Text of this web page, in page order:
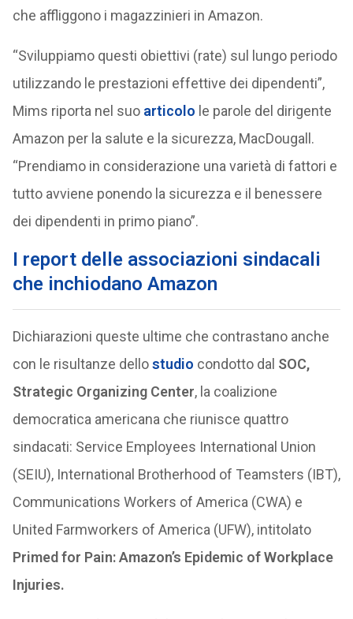
che affliggono i magazzinieri in Amazon.
“Sviluppiamo questi obiettivi (rate) sul lungo periodo
utilizzando le prestazioni effettive dei dipendenti”,
Mims riporta nel suo articolo le parole del dirigente
Amazon per la salute e la sicurezza, MacDougall.
“Prendiamo in considerazione una varietà di fattori e
tutto avviene ponendo la sicurezza e il benessere
dei dipendenti in primo piano”.
I report delle associazioni sindacali
che inchiodano Amazon
Dichiarazioni queste ultime che contrastano anche
con le risultanze dellostudio condotto dal SOC,
Strategic Organizing Center, la coalizione
democratica americana che riunisce quattro
sindacati: Service Employees International Union
(SEIU), International Brotherhood of Teamsters (IBT),
Communications Workers of America (CWA) e
United Farmworkers of America (UFW), intitolato
Primed for Pain: Amazon’s Epidemic of Workplace
Injuries.